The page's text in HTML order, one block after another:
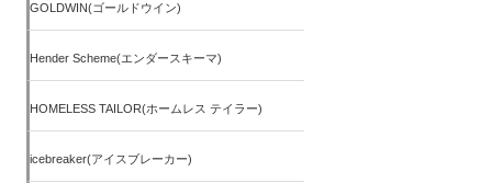
GOLDWIN(ゴールドウイン)
Hender Scheme(エンダースキーマ)
HOMELESS TAILOR(ホームレス テイラー)
icebreaker(アイスブレーカー)